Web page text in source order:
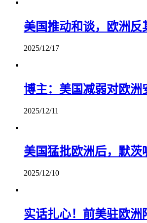
美国推动和谈，欧洲反
2025/12/17
博主：美国减弱对欧
2025/12/11
美国猛批欧洲后，默
2025/12/10
实话扎心！前美驻欧